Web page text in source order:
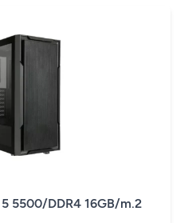
5500/DDR4 16GB/m.2